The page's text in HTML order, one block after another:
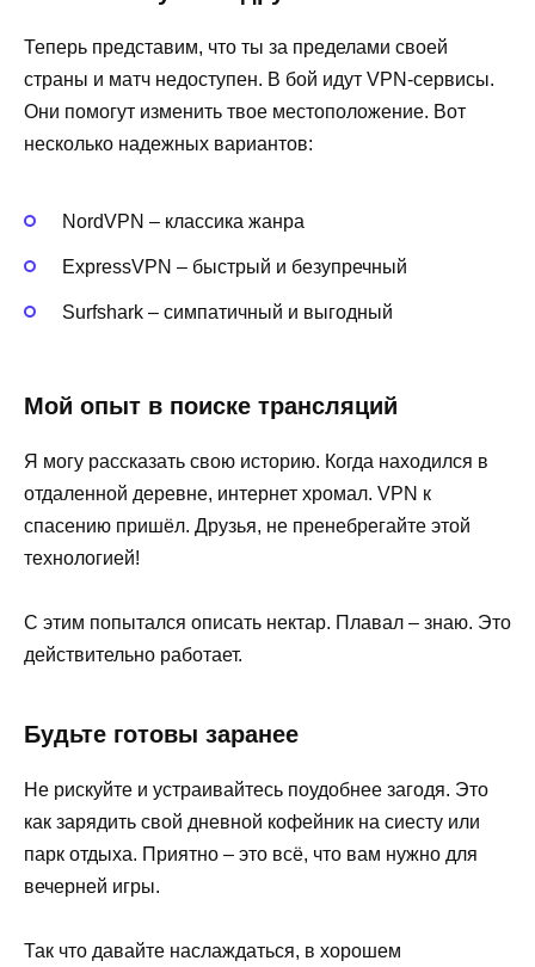
Теперь представим, что ты за пределами своей
страны и матч недоступен. В бой идут VPN-сервисы.
Они помогут изменить твое местоположение. Вот
несколько надежных вариантов:
NordVPN – классика жанра
ExpressVPN – быстрый и безупречный
Surfshark – симпатичный и выгодный
Мой опыт в поиске трансляций
Я могу рассказать свою историю. Когда находился в
отдаленной деревне, интернет хромал. VPN к
спасению пришёл. Друзья, не пренебрегайте этой
технологией!
С этим попытался описать нектар. Плавал – знаю. Это
действительно работает.
Будьте готовы заранее
Не рискуйте и устраивайтесь поудобнее загодя. Это
как зарядить свой дневной кофейник на сиесту или
парк отдыха. Приятно – это всё, что вам нужно для
вечерней игры.
Так что давайте наслаждаться, в хорошем